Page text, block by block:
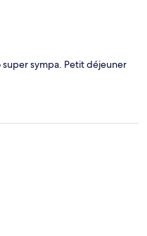
sympa. Petit déjeuner